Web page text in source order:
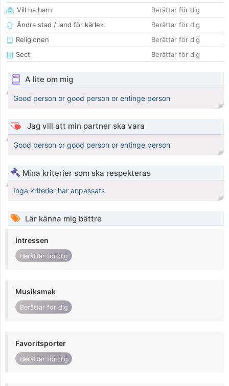
Vill ha barn
Berättar för dig
Ändra stad / land för kärlek
Berättar för dig
Religionen
Berättar för dig
Sect
Berättar för dig
A lite om mig
Good person or good person or entinge person
Jag vill att min partner ska vara
Good person or good person or entinge person
Mina kriterier som ska respekteras
Inga kriterier har anpassats
Lär känna mig bättre
Intressen
Berättar för dig
Musiksmak
Berättar för dig
Favoritsporter
Berättar för dig